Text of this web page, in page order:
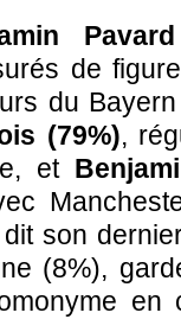
de
du
(79%),
et
son
(8%),